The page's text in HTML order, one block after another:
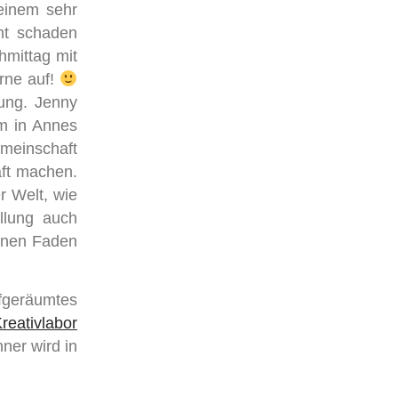
sehr
schaden
mit
auf!
Jenny
in Annes
machen.
Welt, wie
auch
Faden
wird in